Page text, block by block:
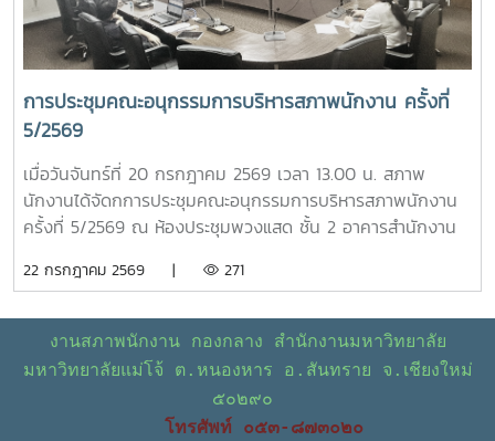
การประชุมคณะอนุกรรมการบริหารสภาพนักงาน ครั้งที่
5/2569
เมื่อวันจันทร์ที่ 20 กรกฎาคม 2569 เวลา 13.00 น. สภาพ
นักงานได้จัดกการประชุมคณะอนุกรรมการบริหารสภาพนักงาน
ครั้งที่ 5/2569 ณ ห้องประชุมพวงแสด ชั้น 2 อาคารสำนักงาน
จริยธรรมของบุคลากรมหาวิทยาลัย ประจำปี 2569 ณ
ข้อบังคับ และระเบียบของมหาวิทยาลัย ข้อเสนอแนะ เรื่อง ปัญหา
รถไฟฟ้าไม่เพียงพอต่อการให้บริการ ข้อเสนอแนะ เรื่อง ปัญหา
ของกองทุนเงินชดเชย การปรับฐานเงินเดือนของบุคลากร
22 กรกฎาคม 2569 | 271
งานสภาพนักงาน กองกลาง สำนักงานมหาวิทยาลัย
มหาวิทยาลัยแม่โจ้ ต.หนองหาร อ.สันทราย จ.เชียงใหม่
๕๐๒๙๐
โทรศัพท์ ๐๕๓-๘๗๓๐๒๐